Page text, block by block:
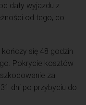
daty wyjazdu z
od tego, co
się 48 godzin
Pokrycie kosztów
za
dni po przybyciu do